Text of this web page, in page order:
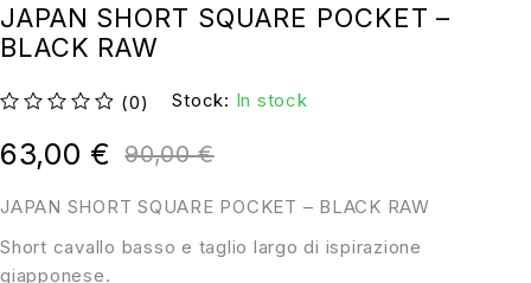
JAPAN SHORT SQUARE POCKET –
BLACK RAW
(0) Stock: In stock
JAPAN SHORT SQUARE POCKET – BLACK RAW
Short cavallo basso e taglio largo di ispirazione
giapponese.
90,00€
63,00 €